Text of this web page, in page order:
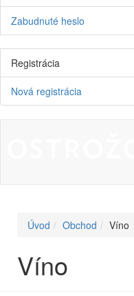
Zabudnuté heslo
Registrácia
Nová registrácia
Úvod Obchod Víno
Víno